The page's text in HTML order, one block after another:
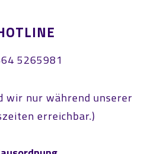
5265981
wir nur während unserer
erreichbar.)